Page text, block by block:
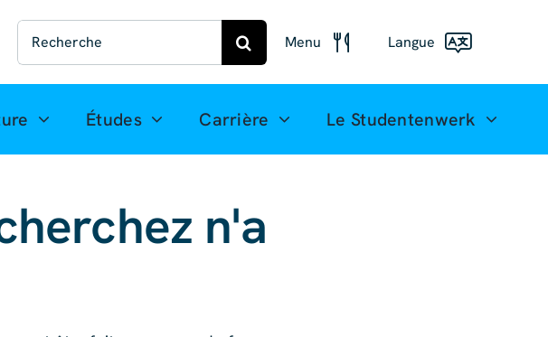
Recherche
de
:
Menu
Freiberg
Langue
English
Études Carrière Le Studentenwerk
n'a